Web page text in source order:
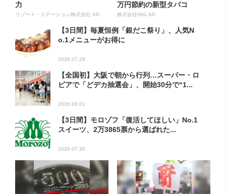
力
リゾート・ステーション株式会社 AD
万円節約の新型タバコ
株式会社HAL AD
【3日間】毎夏恒例「銀だこ祭り」、人気N
o.1メニューがお得に
2026.07.29
【全国初】大阪で朝から行列…スーパー・ロ
ピアで「どデカ抽選会」、開始30分で“1...
2026.08.01
【3日間】モロゾフ「復活してほしい」No.1
スイーツ、2万3865票から選ばれた...
2026.07.30